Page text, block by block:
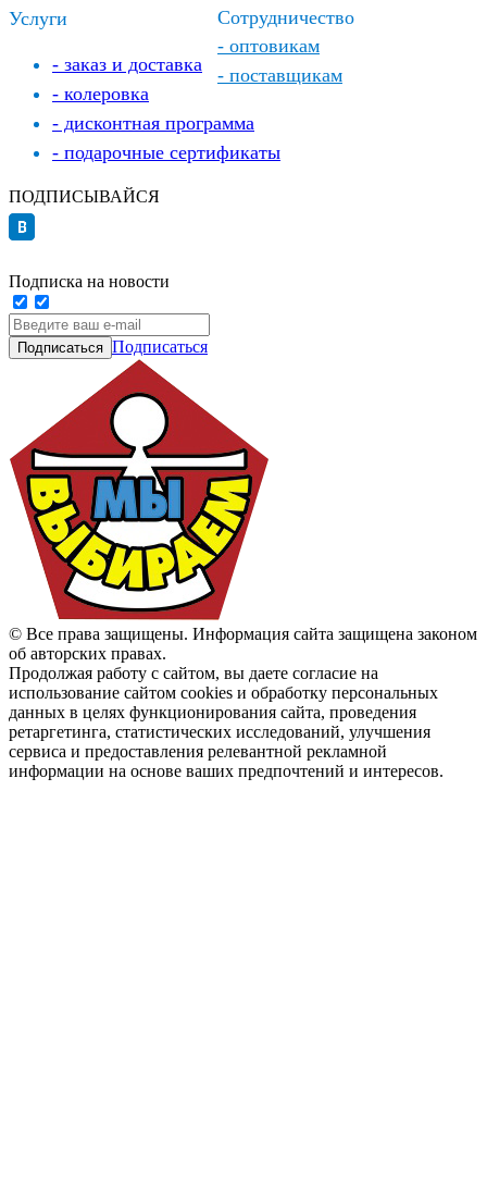
Сотрудничество
- оптовикам
- поставщикам
Услуги
- заказ и доставка
- колеровка
- дисконтная программа
- подарочные сертификаты
ПОДПИСЫВАЙСЯ
Подписка на новости
Подписаться
© Все права защищены. Информация сайта защищена законом
об авторских правах.
Продолжая работу с сайтом, вы даете согласие на
использование сайтом cookies и обработку персональных
данных в целях функционирования сайта, проведения
ретаргетинга, статистических исследований, улучшения
сервиса и предоставления релевантной рекламной
информации на основе ваших предпочтений и интересов.